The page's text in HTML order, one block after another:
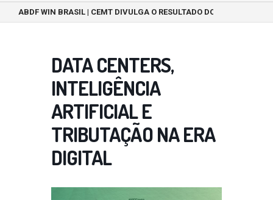
ABDF WIN BRASIL | CEMT DIVULGA O RESULTADO DO CONCURSO
DATA CENTERS,
INTELIGÊNCIA
ARTIFICIAL E
TRIBUTAÇÃO NA ERA
DIGITAL